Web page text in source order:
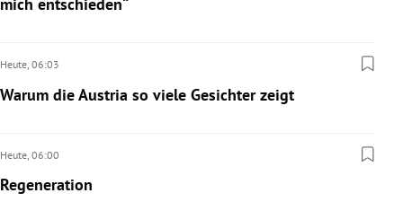
Heute, 06:03
Warum die Austria so viele Gesichter zeigt
Heute, 06:00
Regeneration